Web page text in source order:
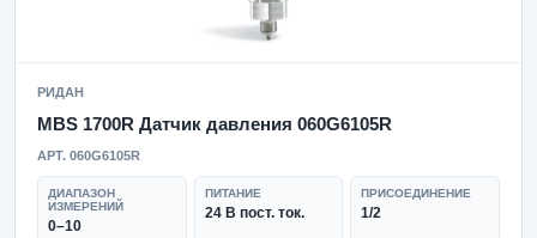
РИДАН
MBS 1700R Датчик давления 060G6105R
АРТ. 060G6105R
ДИАПАЗОН
ИЗМЕРЕНИЙ
0–10
ПИТАНИЕ
24 В пост. ток.
ПРИСОЕДИНЕНИЕ
1/2